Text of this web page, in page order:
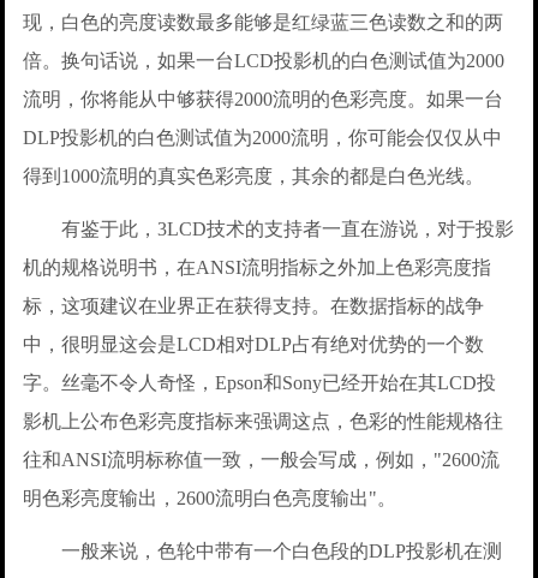
现，白色的亮度读数最多能够是红绿蓝三色读数之和的两
倍。换句话说，如果一台LCD投影机的白色测试值为2000
流明，你将能从中够获得2000流明的色彩亮度。如果一台
DLP投影机的白色测试值为2000流明，你可能会仅仅从中
得到1000流明的真实色彩亮度，其余的都是白色光线。
有鉴于此，3LCD技术的支持者一直在游说，对于投影
机的规格说明书，在ANSI流明指标之外加上色彩亮度指
标，这项建议在业界正在获得支持。在数据指标的战争
中，很明显这会是LCD相对DLP占有绝对优势的一个数
字。丝毫不令人奇怪，Epson和Sony已经开始在其LCD投
影机上公布色彩亮度指标来强调这点，色彩的性能规格往
往和ANSI流明标称值一致，一般会写成，例如，"2600流
明色彩亮度输出，2600流明白色亮度输出"。
一般来说，色轮中带有一个白色段的DLP投影机在测